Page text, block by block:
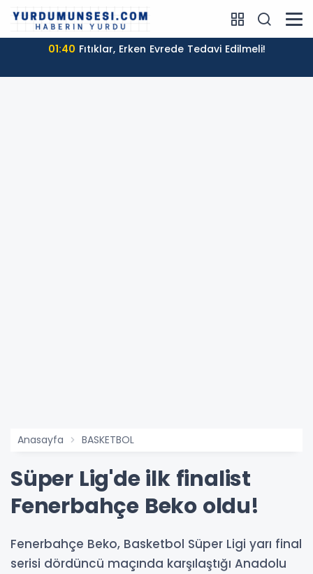
01:40 Fıtıklar, Erken Evrede Tedavi Edilmeli!
Anasayfa BASKETBOL
Süper Lig'de ilk finalist
Fenerbahçe Beko oldu!
Fenerbahçe Beko, Basketbol Süper Ligi yarı final
serisi dördüncü maçında karşılaştığı Anadolu